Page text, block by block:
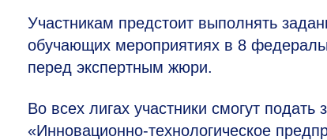
Участникам предстоит выполнять
обучающих мероприятиях в 8
перед экспертным жюри.
Во всех лигах участники смогут
«Инновационно-технологическое